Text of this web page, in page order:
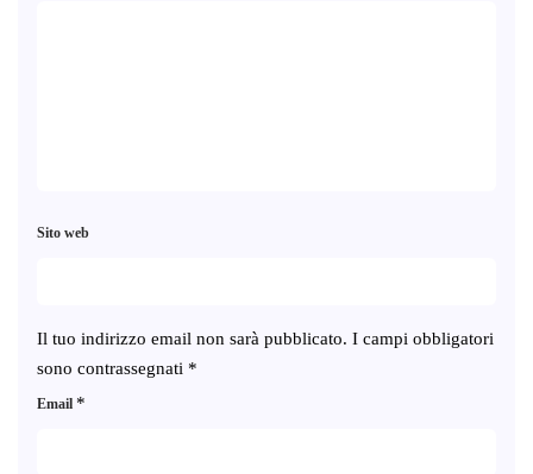
Il tuo indirizzo email non sarà pubblicato. I campi obbligatori
sono contrassegnati *
Email *
Sito web